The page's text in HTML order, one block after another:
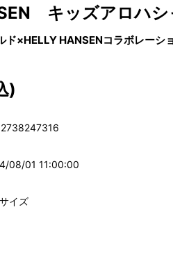
ド×HELLY HANSENコラボレーシ
キッズアロハシ
)
08/01 11:00:00
イズ